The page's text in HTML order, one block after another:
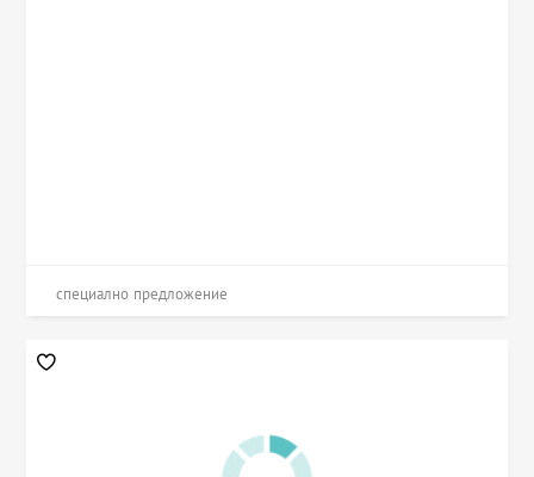
специално предложение